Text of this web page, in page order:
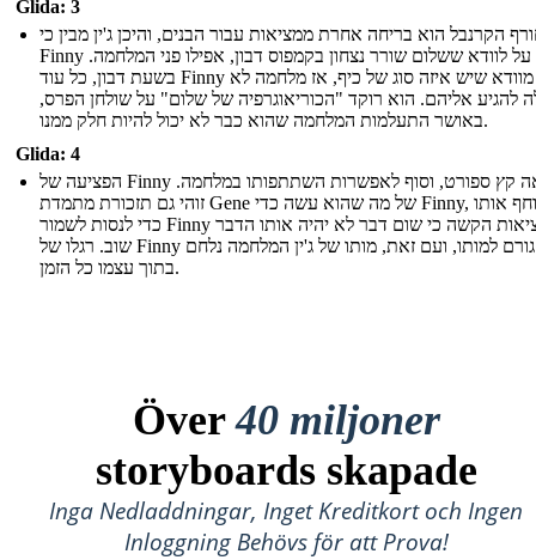
Glida: 3
הקרנבל הוא בריחה אחרת ממציאות עבור הבנים, והיכן ג'ין מבין כי
Finny מוגדר על לוודא ששלום שורר נצחון בקמפוס דבון, אפילו פני המלחמה.
בשעת דבון, כל עוד Finny היה מוודא שיש איזה סוג של כיף, אז מלחמה לא
להגיע אליהם. הוא רוקד "הכוריאוגרפיה של שלום" על שולחן הפרס,
באושר התעלמות המלחמה שהוא כבר לא יכול להיות חלק ממנו.
Glida: 4
הפציעה של Finny מביאה קץ ספורט, וסוף לאפשרות השתתפותו במלחמה.
זוהי גם תזכורת מתמדת Gene של מה שהוא עשה כדי Finny, וזה דוחף אותו
כדי לנסות לשמור Finny מן המציאות הקשה כי שום דבר לא יהיה אותו הדבר
שוב. רגלו של Finny גם גורם למותו, ועם זאת, מותו של ג'ין המלחמה נלחם
בתוך עצמו כל הזמן.
Över40 miljoner
storyboards skapade
Inga Nedladdningar, Inget Kreditkort och Ingen
Inloggning Behövs för att Prova!